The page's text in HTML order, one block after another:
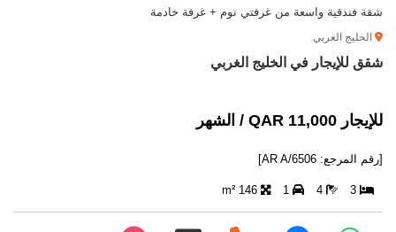
شقة فندقية واسعة من غرفتي نوم + غرفة خادمة
الخليج الغربي
شقق للإيجار في الخليج الغربي
للإيجار 11,000 QAR / الشهر
[رقم المرجع: AR A/6506]
3
4
1
146 m²